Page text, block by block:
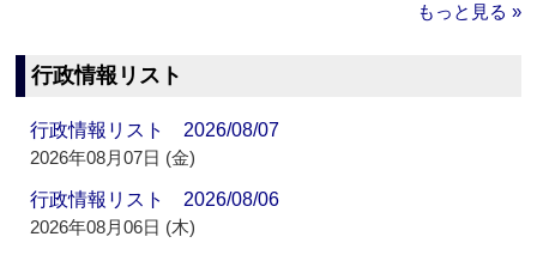
もっと見る »
行政情報リスト
行政情報リスト 2026/08/07
2026年08月07日 (金)
行政情報リスト 2026/08/06
2026年08月06日 (木)